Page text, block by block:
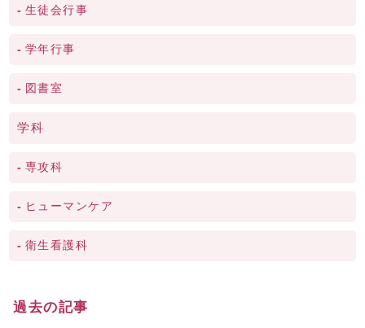
生徒会行事
学年行事
図書室
学科
専攻科
ヒューマンケア
衛生看護科
過去の記事